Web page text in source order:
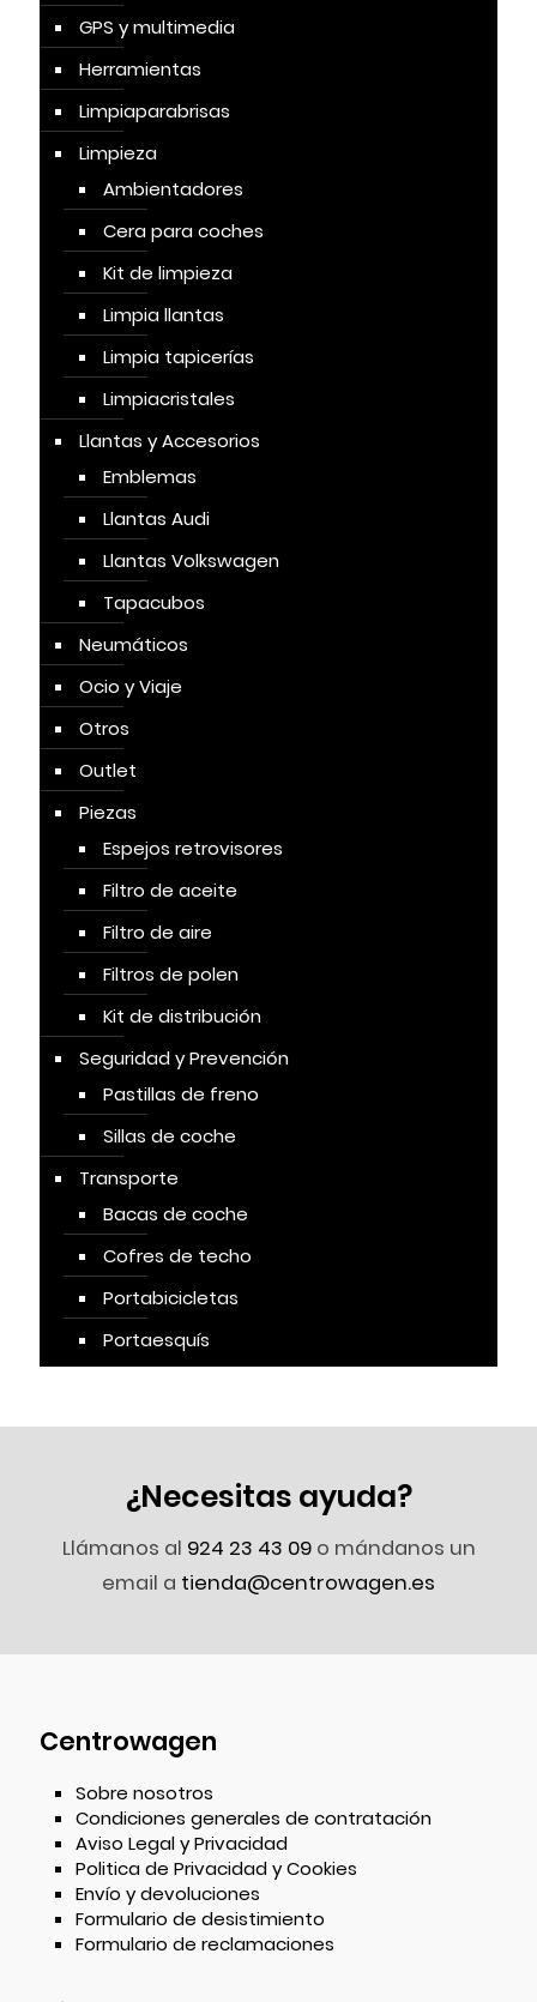
GPS y multimedia
Herramientas
Limpiaparabrisas
Limpieza
Ambientadores
Cera para coches
Kit de limpieza
Limpia llantas
Limpia tapicerías
Limpiacristales
Llantas y Accesorios
Emblemas
Llantas Audi
Llantas Volkswagen
Tapacubos
Neumáticos
Ocio y Viaje
Otros
Outlet
Piezas
Espejos retrovisores
Filtro de aceite
Filtro de aire
Filtros de polen
Kit de distribución
Seguridad y Prevención
Pastillas de freno
Sillas de coche
Transporte
Bacas de coche
Cofres de techo
Portabicicletas
Portaesquís
¿Necesitas ayuda?
Llámanos al 924 23 43 09o mándanos un
email a tienda@centrowagen.es
Centrowagen
Sobre nosotros
Condiciones generales de contratación
Aviso Legal y Privacidad
Politica de Privacidad y Cookies
Envío y devoluciones
Formulario de desistimiento
Formulario de reclamaciones